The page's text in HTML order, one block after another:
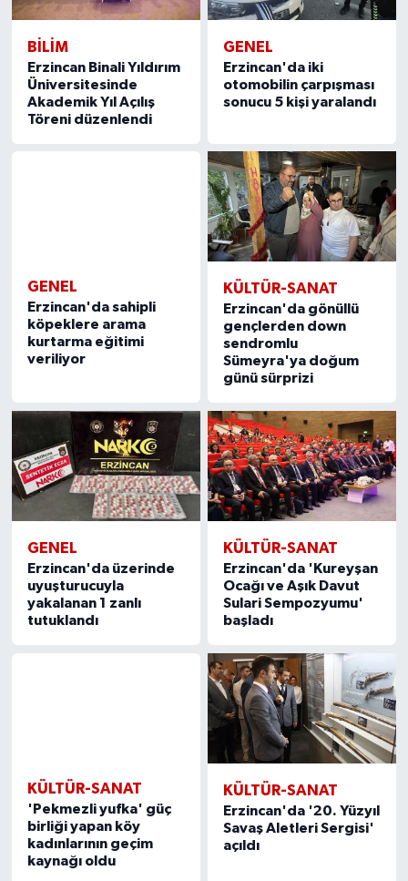
BILIM
Erzincan Binali Yıldırım
Üniversitesinde
Akademik Yıl Açılış
Töreni düzenlendi
GENEL
Erzincan'da iki
otomobilin çarpışması
sonucu 5 kişi yaralandı
GENEL
Erzincan'da sahipli
köpeklere arama
kurtarma eğitimi
veriliyor
KÜLTÜR-SANAT
Erzincan'da gönüllü
gençlerden down
sendromlu
Sümeyra'ya doğum
günü sürprizi
GENEL
Erzincan'da üzerinde
uyuşturucuyla
yakalanan 1 zanlı
tutuklandı
KÜLTÜR-SANAT
Erzincan'da 'Kureyşan
Ocağı ve Aşık Davut
Sulari Sempozyumu'
başladı
KÜLTÜR-SANAT
'Pekmezli yufka' güç
birliği yapan köy
kadınlarının geçim
kaynağı oldu
KÜLTÜR-SANAT
Erzincan'da '20. Yüzyıl
Savaş Aletleri Sergisi'
açıldı